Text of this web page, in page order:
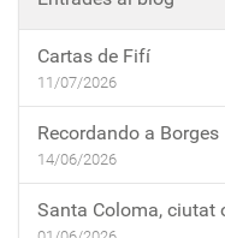
Cartas de Fifí
11/07/2026
Recordando a Borges
14/06/2026
Santa Coloma, ciutat